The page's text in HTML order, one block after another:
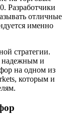
Разработчики
отличные
именно
стратегии.
надежным и
на одном из
которым и